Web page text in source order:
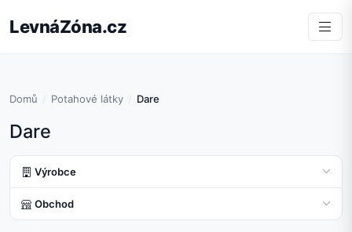
LevnáZóna.cz
Domů Potahové látky Dare
Dare
Výrobce
Obchod